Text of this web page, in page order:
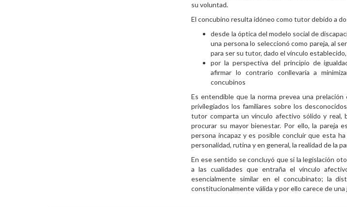
su voluntad.
El concubino resulta idóneo como tutor debido a
desde la óptica del modelo social de
una persona lo seleccionó como pareja, al
para ser su tutor, dado el vínculo
por la perspectiva del principio de
afirmar lo contrario conllevaría a
concubinos
Es entendible que la norma prevea una
privilegiados los familiares sobre los
tutor comparta un vínculo afectivo sólido y real,
procurar su mayor bienestar. Por ello, la pareja
persona incapaz y es posible concluir que esta
personalidad, rutina y en general, la realidad de la
En ese sentido se concluyó que si la legislación
a las cualidades que entraña el vínculo
esencialmente similar en el concubinato; la
constitucionalmente válida y por ello carece de